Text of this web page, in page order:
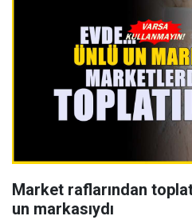
Market raflarından
un markasıydı